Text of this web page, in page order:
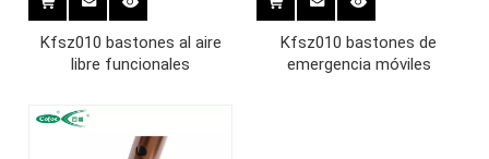
Kfsz010 bastones al aire
libre funcionales
Kfsz010 bastones de
emergencia móviles